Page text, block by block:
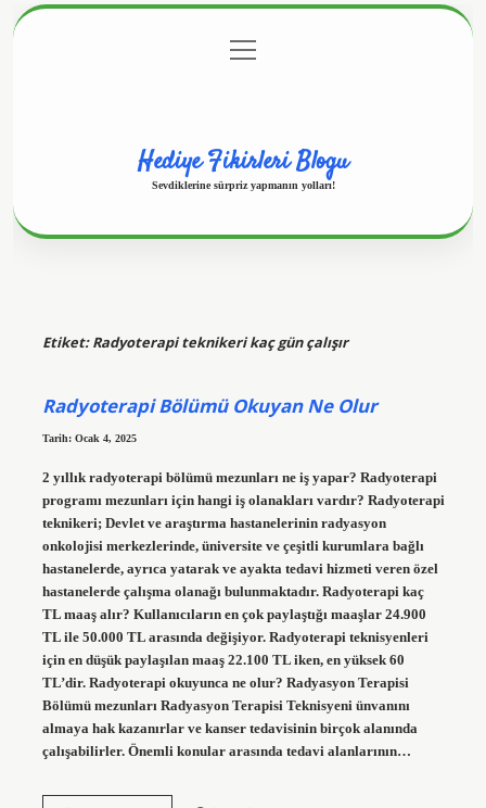
Gizlilik Politikası
menüyü
aç
Hediye Fikirleri Blogu
Sevdiklerine sürpriz yapmanın yolları!
Etiket:Radyoterapi teknikeri kaç gün çalışır
Radyoterapi Bölümü Okuyan Ne Olur
Tarih: Ocak 4, 2025
2 yıllık radyoterapi bölümü mezunları ne iş yapar? Radyoterapi
programı mezunları için hangi iş olanakları vardır? Radyoterapi
teknikeri; Devlet ve araştırma hastanelerinin radyasyon
onkolojisi merkezlerinde, üniversite ve çeşitli kurumlara bağlı
hastanelerde, ayrıca yatarak ve ayakta tedavi hizmeti veren özel
hastanelerde çalışma olanağı bulunmaktadır. Radyoterapi kaç
TL maaş alır? Kullanıcıların en çok paylaştığı maaşlar 24.900
TL ile 50.000 TL arasında değişiyor. Radyoterapi teknisyenleri
için en düşük paylaşılan maaş 22.100 TL iken, en yüksek 60
TL’dir. Radyoterapi okuyunca ne olur? Radyasyon Terapisi
Bölümü mezunları Radyasyon Terapisi Teknisyeni ünvanını
almaya hak kazanırlar ve kanser tedavisinin birçok alanında
çalışabilirler. Önemli konular arasında tedavi alanlarının…